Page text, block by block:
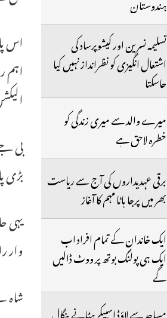
اہم
بی
بڑی
یہی
وار
شاہ
تسلیمہ نسرین اور کیشوپرساد کی
اشتعال انگیزی کو نظرانداز نہیں کیا
جاسکتا
میرے والد سے میری زندگی کو
خطرہ لاحق ہے
برقی عہدیداروں کی آج سے ریاست
بھر میں پرجا باٹا مہم کا آغاز
ایک خاندان کے تمام افراد اب
ایک ہی پولنگ بوتھ پر ووٹ ڈالیں
گے
مساجد سے لاؤڈ اسپیکر ہٹانے بنگال